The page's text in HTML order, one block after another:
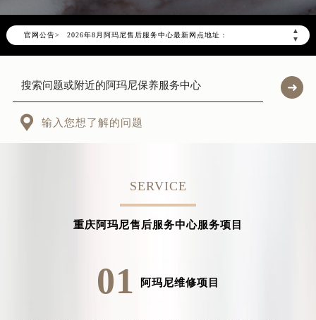
官网公告>
▲
▼
2026年8月重庆市阿玛尼官方售后客户服务热线：400-606-8509
2026年8月阿玛尼售后服务中心最新网点地址：
重庆市江北区观音桥步行街2号融恒时代广场写字楼9层902室（需提前预约）
重庆市江北区观音桥步行街2号融恒时代广场9层902室阿玛尼售后服务中心（需提前预约）
 输入您想了解的问题
SERVICE
重庆阿玛尼售后服务中心服务项目
01 阿玛尼维修项目